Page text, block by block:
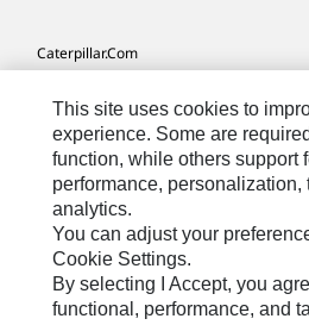
Caterpillar.com
Mes Préférences Marketing
Plan Du Site
Cookie Settings
Mentions Légales
Confidentialité
This site uses cookies to
experience. Some are
function, while others support
performance, personalization,
analytics.
You can adjust your
Cookie Settings.
By selecting I Accept, you
functional, performance, and